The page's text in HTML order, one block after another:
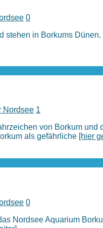
0
in Borkums
Nordsee 1
von Borkum
als gefährliche [hier
0
Nordsee Aquarium